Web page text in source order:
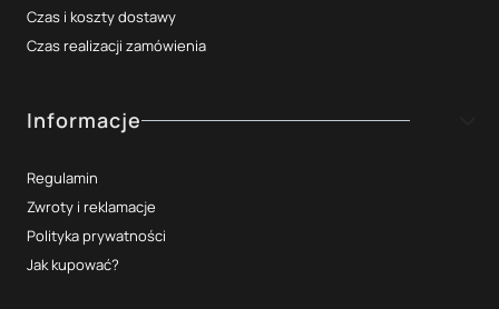
Czas i koszty dostawy
Czas realizacji zamówienia
Informacje
Regulamin
Zwroty i reklamacje
Polityka prywatności
Jak kupować?